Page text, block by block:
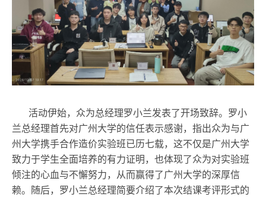
活动伊始，众为总经理罗小兰发表了开场致辞。罗小
兰总经理首先对广州大学的信任表示感谢，指出众为与广
州大学携手合作造价实验班已历七载，这不仅是广州大学
致力于学生全面培养的有力证明，也体现了众为对实验班
倾注的心血与不懈努力，从而赢得了广州大学的深厚信
赖。随后，罗小兰总经理简要介绍了本次结课考评形式的